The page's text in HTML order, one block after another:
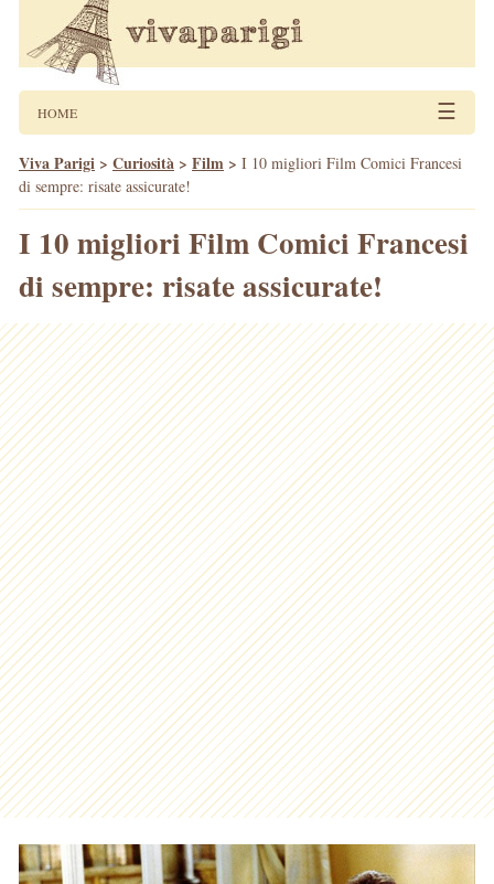
HOME ☰
Viva Parigi > Curiosità > Film > I 10 migliori Film Comici Francesi
di sempre: risate assicurate!
I 10 migliori Film Comici Francesi
di sempre: risate assicurate!